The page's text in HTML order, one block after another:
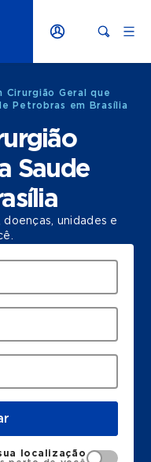
Cirurgião Geral que
Petrobras em Brasília
Saude
unidades e
localização